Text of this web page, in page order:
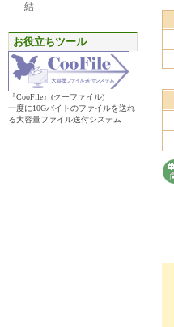
結
お役立ちツール
『CooFile』(クーファイル)
一度に10Gバイトのファイルを送れ
る大容量ファイル送付システム